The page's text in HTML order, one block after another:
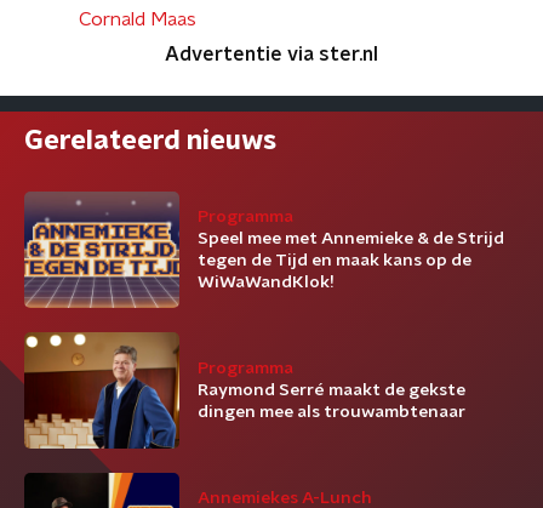
Cornald Maas
Advertentie via ster.nl
Gerelateerd nieuws
Programma
Speel mee met Annemieke & de Strijd
tegen de Tijd en maak kans op de
WiWaWandKlok!
Programma
Raymond Serré maakt de gekste
dingen mee als trouwambtenaar
Annemiekes A-Lunch